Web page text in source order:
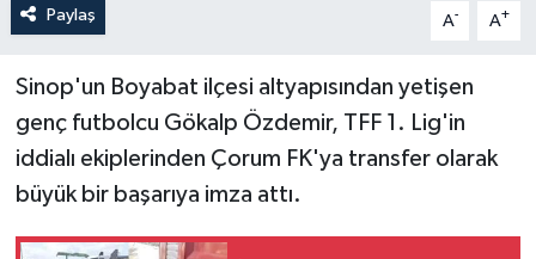
Paylaş A- A+
Sinop'un Boyabat ilçesi altyapısından yetişen
genç futbolcu Gökalp Özdemir, TFF 1. Lig'in
iddialı ekiplerinden Çorum FK'ya transfer olarak
büyük bir başarıya imza attı.